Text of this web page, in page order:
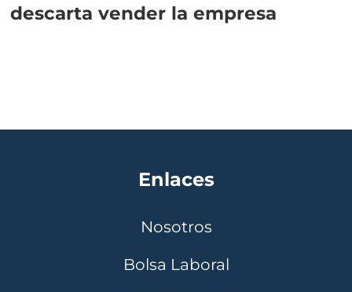
descarta vender la empresa
Enlaces
Nosotros
Bolsa Laboral